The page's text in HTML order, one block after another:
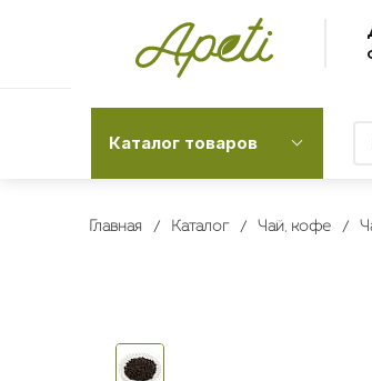
Каталог товаров
Главная Каталог Чай, кофе